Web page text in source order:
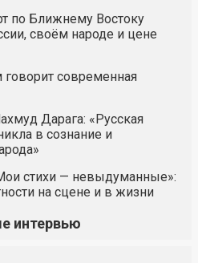
по Ближнему Востоку
своём народе и цене
современная
Дарага: «Русская
в сознание и
стихи — невыдуманные»:
на сцене и в жизни
интервью